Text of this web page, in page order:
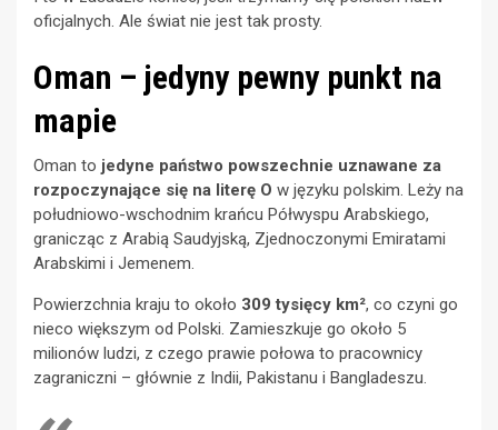
oficjalnych. Ale świat nie jest tak prosty.
Oman – jedyny pewny punkt na
mapie
Oman to jedyne państwo powszechnie uznawane za
rozpoczynające się na literę O w języku polskim. Leży na
południowo-wschodnim krańcu Półwyspu Arabskiego,
granicząc z Arabią Saudyjską, Zjednoczonymi Emiratami
Arabskimi i Jemenem.
Powierzchnia kraju to około 309 tysięcy km², co czyni go
nieco większym od Polski. Zamieszkuje go około 5
milionów ludzi, z czego prawie połowa to pracownicy
zagraniczni – głównie z Indii, Pakistanu i Bangladeszu.